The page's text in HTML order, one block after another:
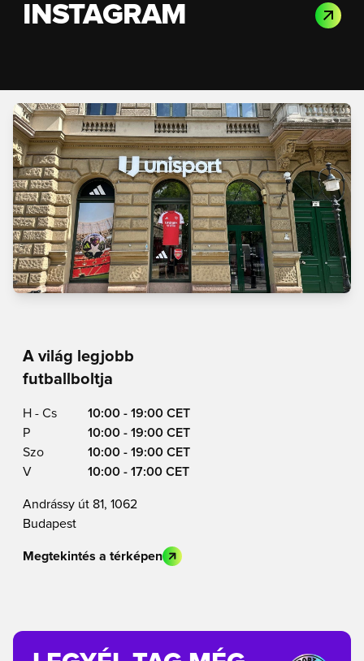
INSTAGRAM
A világ legjobb
futballboltja
H - Cs
10:00 - 19:00 CET
P
10:00 - 19:00 CET
Szo
10:00 - 19:00 CET
V
10:00 - 17:00 CET
Andrássy út 81, 1062
Budapest
Megtekintés a térképen